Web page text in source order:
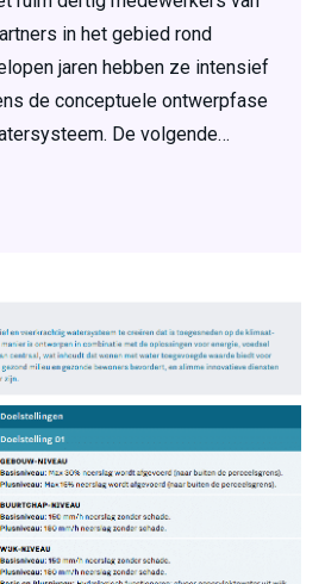
in het gebied rond
jaren hebben ze intensief
de conceptuele ontwerpfase
De volgende…